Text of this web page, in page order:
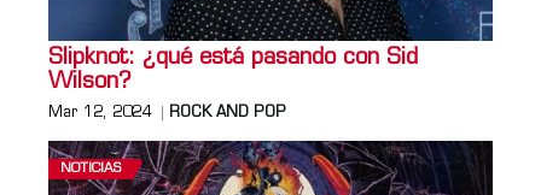
Slipknot: ¿qué está pasando con Sid
Wilson?
Mar 12, 2024 ROCK AND POP
NOTICIAS